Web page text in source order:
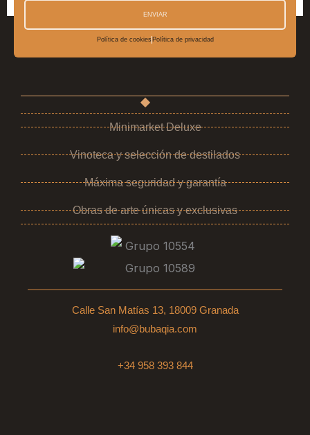
Calle San Matías 13, 18009 Granada
info@bubaqia.com
+34 958 393 844
Minimarket Deluxe
Vinoteca y selección de destilados
Máxima seguridad y garantía
Obras de arte únicas y exclusivas
ENVIAR
Política de cookies Política de privacidad